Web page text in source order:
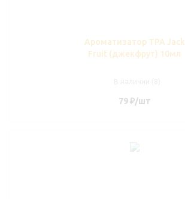
Ароматизатор TPA Jack
Fruit (джекфрут) 10мл
79₽/шт